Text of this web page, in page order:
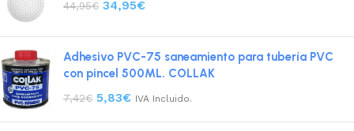
44,95€ 34,95€
Adhesivo PVC-75 saneamiento para tubería PVC
con pincel 500ML. COLLAK
7,42€ 5,83€ IVA Incluido.